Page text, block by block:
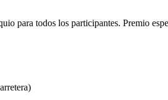
para todos los participantes. Premio